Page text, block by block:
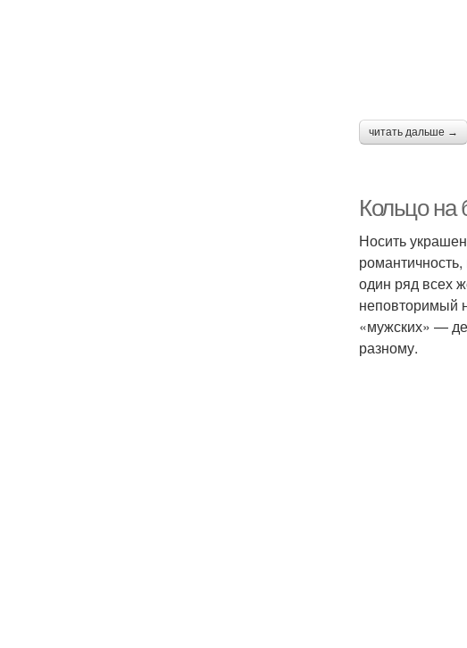
читать дальше →
Кольцо на
Носить
один ряд всех
неповторимый
«мужских» —
разному.